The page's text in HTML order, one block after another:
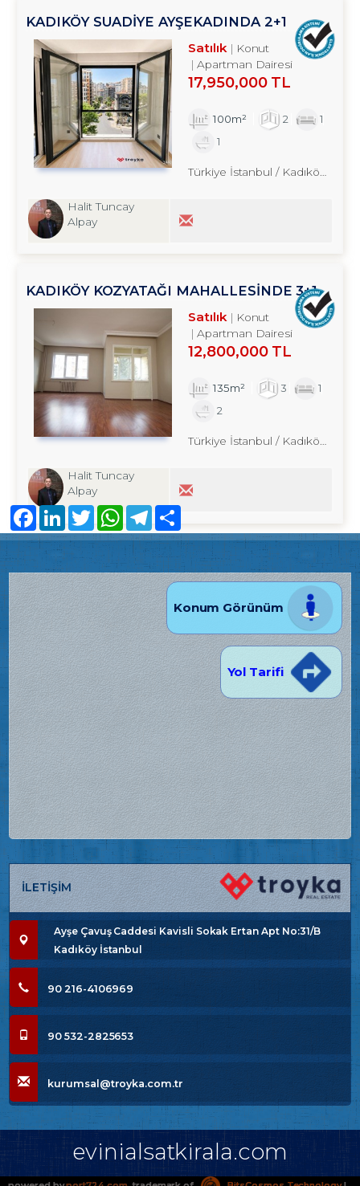
KADIKÖY SUADİYE AYŞEKADINDA 2+1
SATILIK DAİRE TROYKADAN
Satılık
Konut
Apartman Dairesi
17,950,000 TL
100m² 2
1
1
Türkiye İstanbul / Kadıköy/
Halit Tuncay
Alpay
KADIKÖY KOZYATAĞI MAHALLESİNDE 3+1
SATILIK DAİRE TROYKADAN
Satılık
Konut
Apartman Dairesi
12,800,000 TL
135m² 3
1
2
Türkiye İstanbul / Kadıköy/
Halit Tuncay
Alpay
Konum Görünüm
Yol Tarifi
İLETİŞİM
Ayşe Çavuş Caddesi Kavisli Sokak Ertan Apt No:31/B
Kadıköy İstanbul
90 216-4106969
90 532-2825653
kurumsal@troyka.com.tr
FacebookLinkedInTwitter WhatsAppTelegram
evinialsatkirala.com